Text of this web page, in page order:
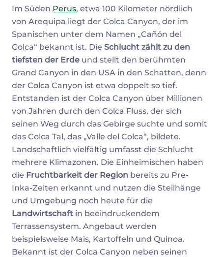
Im Süden Perus, etwa 100 Kilometer nördlich
von Arequipa liegt der Colca Canyon, der im
Spanischen unter dem Namen „Cañón del
Colca“ bekannt ist. Die Schlucht zählt zu den
tiefsten der Erde und stellt den berühmten
Grand Canyon in den USA in den Schatten, denn
der Colca Canyon ist etwa doppelt so tief.
Entstanden ist der Colca Canyon über Millionen
von Jahren durch den Colca Fluss, der sich
seinen Weg durch das Gebirge suchte und somit
das Colca Tal, das „Valle del Colca“, bildete.
Landschaftlich vielfältig umfasst die Schlucht
mehrere Klimazonen. Die Einheimischen haben
die Fruchtbarkeit der Region bereits zu Pre-
Inka-Zeiten erkannt und nutzen die Steilhänge
und Umgebung noch heute für die
Landwirtschaft in beeindruckendem
Terrassensystem. Angebaut werden
beispielsweise Mais, Kartoffeln und Quinoa.
Bekannt ist der Colca Canyon neben seinen